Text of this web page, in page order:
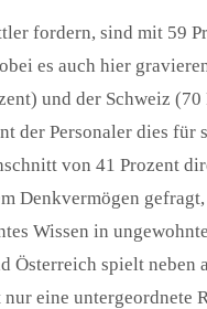
fordern, sind mit 59
es auch hier
und der Schweiz
der Personaler dies für
von 41 Prozent
Denkvermögen
Wissen in
Österreich spielt neben
eine untergeordnete